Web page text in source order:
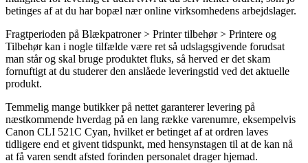
betinges af at du har bopæl nær online virksomhedens arbejdslager.
Fragtperioden på Blækpatroner > Printer tilbehør > Printere og
Tilbehør kan i nogle tilfælde være ret så udslagsgivende forudsat
man står og skal bruge produktet fluks, så herved er det skam
fornuftigt at du studerer den anslåede leveringstid ved det aktuelle
produkt.
Temmelig mange butikker på nettet garanterer levering på
næstkommende hverdag på en lang række varenumre, eksempelvis
Canon CLI 521C Cyan, hvilket er betinget af at ordren laves
tidligere end et givent tidspunkt, med hensynstagen til at de kan nå
at få varen sendt afsted forinden personalet drager hjemad.